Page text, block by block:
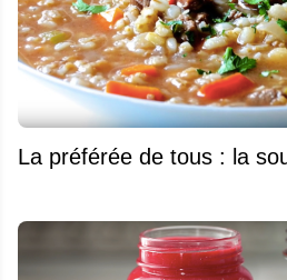
La préférée de tous : la